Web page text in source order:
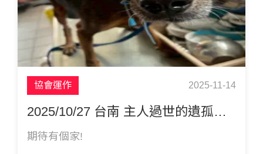
協會運作 2025-11-14
2025/10/27 台南 主人過世的遺孤狗狗 小黃 (歡迎認養)
期待有個家!